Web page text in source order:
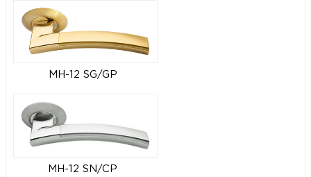
MH-12 SG/GP
MH-12 SN/CP